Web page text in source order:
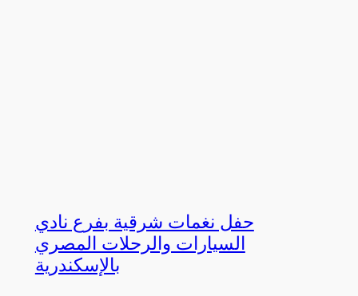
حفل نغمات شرقية بفرع نادي
السيارات والرحلات المصري
بالإسكندرية